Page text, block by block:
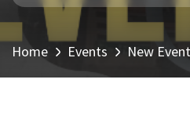
Home Events New